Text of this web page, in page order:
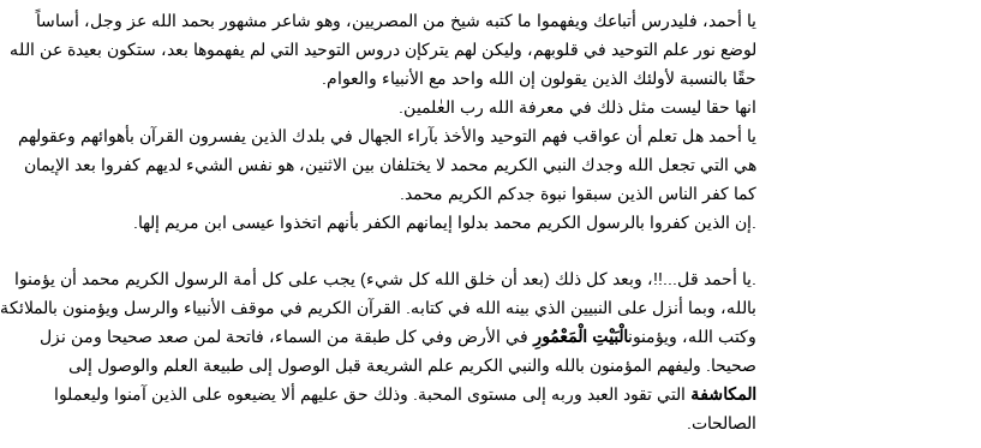
يا أحمد، فليدرس أتباعك ويفهموا ما كتبه شيخ من المصريين، وهو شاعر مشهور بحمد الله عز وجل، أساساً
لوضع نور علم التوحيد في قلوبهم، وليكن لهم يتركإن دروس التوحيد التي لم يفهموها بعد، ستكون بعيدة عن الله
حقًا بالنسبة لأولئك الذين يقولون إن الله واحد مع الأنبياء والعوام.
انها حقا ليست مثل ذلك في معرفة الله رب العٰلمين.
يا أحمد هل تعلم أن عواقب فهم التوحيد والأخذ بآراء الجهال في بلدك الذين يفسرون القرآن بأهوائهم وعقولهم
هي التي تجعل الله وجدك النبي الكريم محمد لا يختلفان بين الاثنين، هو نفس الشيء لديهم كفروا بعد الإيمان
كما كفر الناس الذين سبقوا نبوة جدكم الكريم محمد.
.إن الذين كفروا بالرسول الكريم محمد بدلوا إيمانهم الكفر بأنهم اتخذوا عيسى ابن مريم إلها.
.يا أحمد قل...!!، وبعد كل ذلك (بعد أن خلق الله كل شيء) يجب على كل أمة الرسول الكريم محمد أن يؤمنوا
بالله، وبما أنزل على النبيين الذي بينه الله في كتابه. القرآن الكريم في موقف الأنبياء والرسل ويؤمنون بالملائكة
وكتب الله، ويؤمنونالْبَيْتِ الْمَعْمُورِ في الأرض وفي كل طبقة من السماء، فاتحة لمن صعد صحيحا ومن نزل
صحيحا. وليفهم المؤمنون بالله والنبي الكريم علم الشريعة قبل الوصول إلى طبيعة العلم والوصول إلى
المكاشفة التي تقود العبد وربه إلى مستوى المحبة. وذلك حق عليهم ألا يضيعوه على الذين آمنوا وليعملوا
الصالحات.